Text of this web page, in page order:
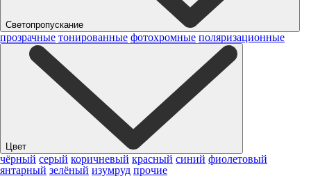
Светопропускание
прозрачные тонированные фотохромные поляризационные
Цвет
чёрный серый коричневый красный синий фиолетовый
янтарный зелёный изумруд прочие